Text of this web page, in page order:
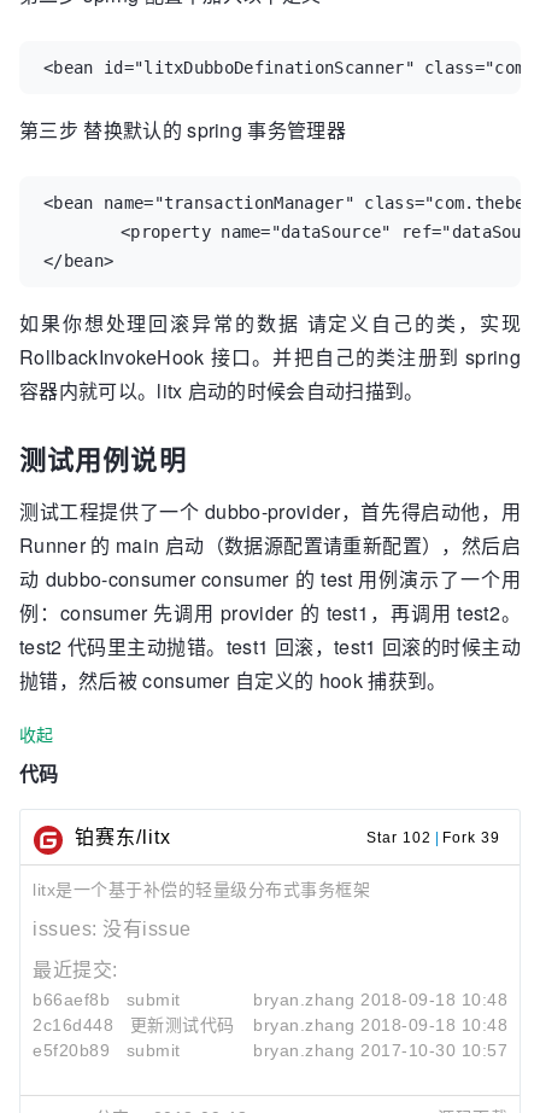
<bean id="litxDubboDefinationScanner"
第三步 替换默认的 spring 事务管理器
<bean name="transactionManager"
</bean>
如果你想处理回滚异常的数据 请定义自己的类，实现
RollbackInvokeHook 接口。并把自己的类注册到 spring
容器内就可以。litx 启动的时候会自动扫描到。
测试用例说明
测试工程提供了一个 dubbo-provider，首先得启动他，用
Runner 的 main 启动（数据源配置请重新配置），然后启
动 dubbo-consumer consumer 的 test 用例演示了一个用
例：consumer 先调用 provider 的 test1，再调用 test2。
test2 代码里主动抛错。test1 回滚，test1 回滚的时候主动
抛错，然后被 consumer 自定义的 hook 捕获到。
收起
代码
铂赛东/litx Star 102 Fork 39
litx是一个基于补偿的轻量级分布式事务框架
issues: 没有issue
最近提交:
b66aef8b submit bryan.zhang 2018-09-18 10:48
2c16d448
更新测试代码 bryan.zhang 2018-09-18 10:48
e5f20b89
submit bryan.zhang 2017-10-30 10:57